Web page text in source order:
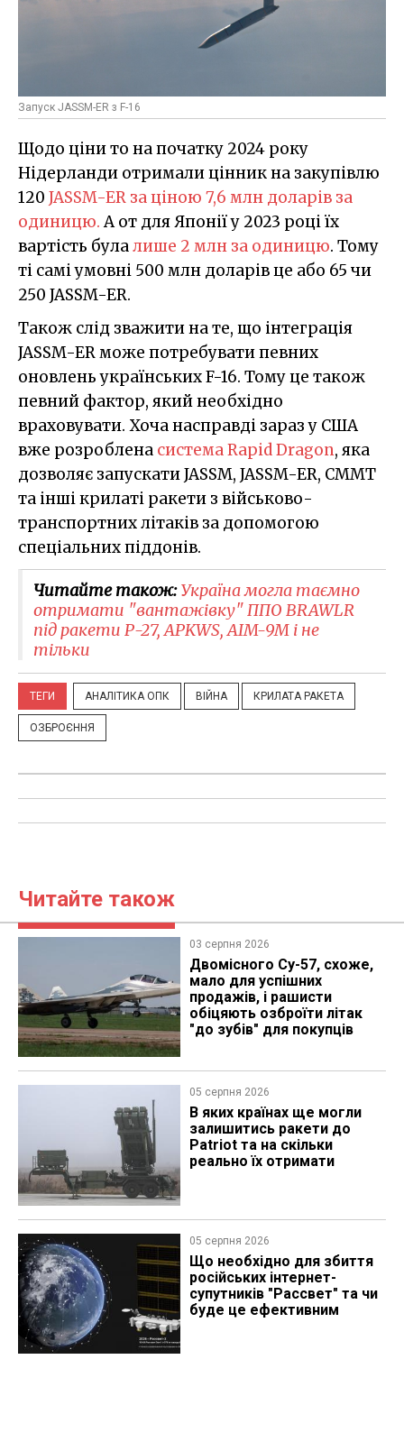
Запуск JASSM-ER з F-16
Щодо ціни то на початку 2024 року
Нідерланди отримали цінник на закупівлю
120 JASSM-ER за ціною 7,6 млн доларів за
одиницю.А от для Японії у 2023 році їх
вартість булалише 2 млн за одиницю. Тому
ті самі умовні 500 млн доларів це або 65 чи
250 JASSM-ER.
Також слід зважити на те, що інтеграція
JASSM-ER може потребувати певних
оновлень українських F-16. Тому це також
певний фактор, який необхідно
враховувати. Хоча насправді зараз у США
вже розроблена система Rapid Dragon, яка
дозволяє запускати JASSM, JASSM-ER, CMMT
та інші крилаті ракети з військово-
транспортних літаків за допомогою
спеціальних піддонів.
Читайте також:Україна могла таємно
отримати "вантажівку" ППО BRAWLR
під ракети Р-27, APKWS, AIM-9M і не
тільки
ТЕГИ АНАЛІТИКА ОПК ВІЙНА КРИЛАТА РАКЕТА
ОЗБРОЄННЯ
Читайте також
03 серпня 2026
Двомісного Су-57, схоже,
мало для успішних
продажів, і рашисти
обіцяють озброїти літак
"до зубів" для покупців
05 серпня 2026
В яких країнах ще могли
залишитись ракети до
Patriot та на скільки
реально їх отримати
05 серпня 2026
Що необхідно для збиття
російських інтернет-
супутників "Рассвет" та чи
буде це ефективним